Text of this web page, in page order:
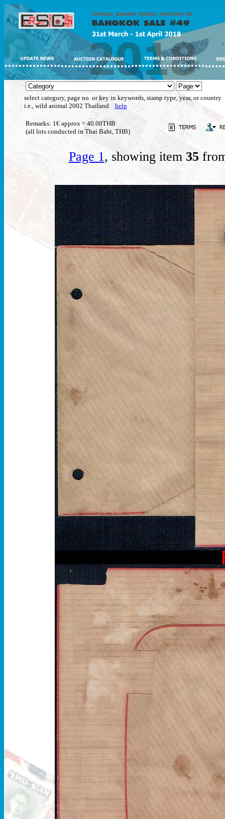
select category, page no. or key in keywords, stamp type, year, or country
i.e., wild animal 2002 Thailand help
Remarks: 1€ approx = 40.00THB
(all lots conducted in Thai Baht, THB)
Page 1, showing item 35